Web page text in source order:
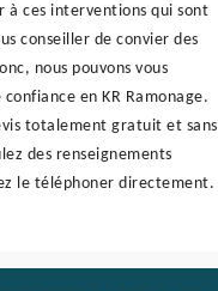
à ces interventions qui sont
conseiller de convier des
nous pouvons vous
en KR Ramonage.
totalement gratuit et sans
des renseignements
le téléphoner directement.